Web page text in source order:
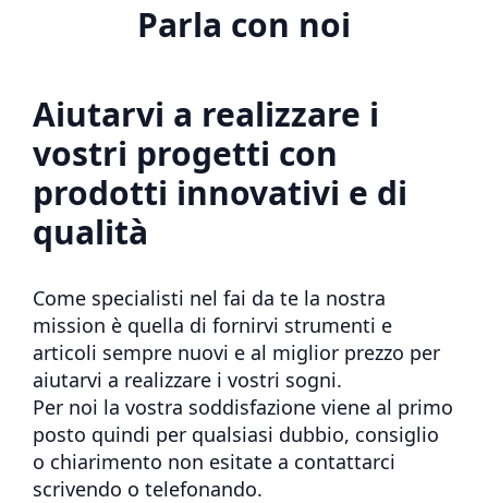
Parla con noi
Aiutarvi a realizzare i
vostri progetti con
prodotti innovativi e di
qualità
Come specialisti nel fai da te la nostra
mission è quella di fornirvi strumenti e
articoli sempre nuovi e al miglior prezzo per
aiutarvi a realizzare i vostri sogni.
Per noi la vostra soddisfazione viene al primo
posto quindi per qualsiasi dubbio, consiglio
o chiarimento non esitate a contattarci
scrivendo o telefonando.